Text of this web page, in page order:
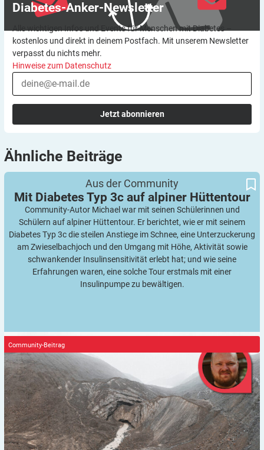
Diabetes-Anker-Newsletter
Alle wichtigen Infos und Events für Menschen mit Diabetes –
kostenlos und direkt in deinem Postfach. Mit unserem Newsletter
verpasst du nichts mehr.
Hinweise zum Datenschutz
Jetzt abonnieren
Ähnliche Beiträge
Aus der Community
Mit Diabetes Typ 3c auf alpiner Hüttentour
Community-Autor Michael war mit seinen Schülerinnen und
Schülern auf alpiner Hüttentour. Er berichtet, wie er mit seinem
Diabetes Typ 3c die steilen Anstiege im Schnee, eine Unterzuckerung
am Zwieselbachjoch und den Umgang mit Höhe, Aktivität sowie
schwankender Insulinsensitivität erlebt hat; und wie seine
Erfahrungen waren, eine solche Tour erstmals mit einer
Insulinpumpe zu bewältigen.
Community-Beitrag